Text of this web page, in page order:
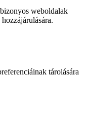
weboldalak
tárolására